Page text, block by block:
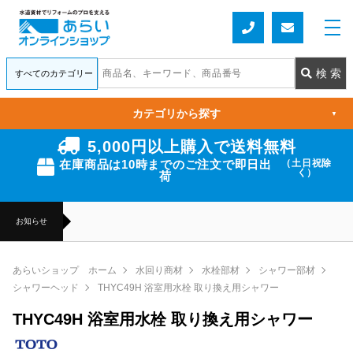
5,000円以上購入で送料無料
在庫商品は10時までのご注文で即日出
荷
（土日祝除
く）
お知らせ
カテゴリから探す ▼
あらいショップ ホーム 水回り商材 水栓部材
シャワー部材
シャワーヘッド
THYC49H 浴室用水栓 取り換え用シャワー
THYC49H 浴室用水栓 取り換え用シャワー